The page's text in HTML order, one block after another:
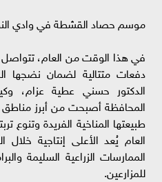
موسم حصاد القشطة في وادي
في هذا الوقت من العام،
دفعات متتالية لضمان نضجها
الدكتور حسني عطية عزام،
المحافظة أصبحت من أبرز
طبيعتها المناخية الفريدة وتنوع
العام يُعد الأعلى إنتاجية
الممارسات الزراعية السليمة
للمزارعين.